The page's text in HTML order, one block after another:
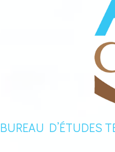
BUREAU D’ÉTUDES